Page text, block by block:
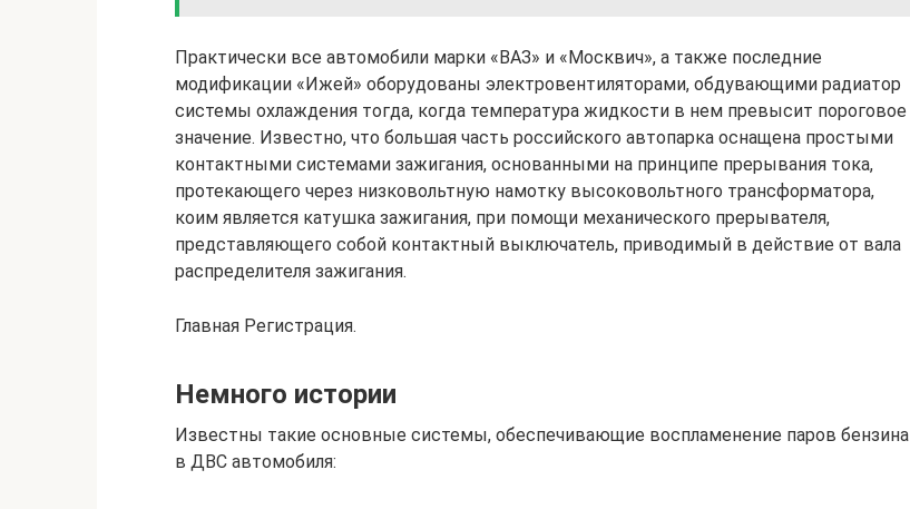
Практически все автомобили марки «ВАЗ» и «Москвич», а также последние
модификации «Ижей» оборудованы электровентиляторами, обдувающими радиатор
системы охлаждения тогда, когда температура жидкости в нем превысит пороговое
значение. Известно, что большая часть российского автопарка оснащена простыми
контактными системами зажигания, основанными на принципе прерывания тока,
протекающего через низковольтную намотку высоковольтного трансформатора,
коим является катушка зажигания, при помощи механического прерывателя,
представляющего собой контактный выключатель, приводимый в действие от вала
распределителя зажигания.
Главная Регистрация.
Немного истории
Известны такие основные системы, обеспечивающие воспламенение паров бензина
в ДВС автомобиля: